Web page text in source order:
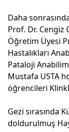
Daha
Prof. Dr. Cengiz
Öğretim Üyesi
Hastalıkları
Pataloji
Mustafa USTA
öğrencileri
Gezi sırasında
doldurulmuş